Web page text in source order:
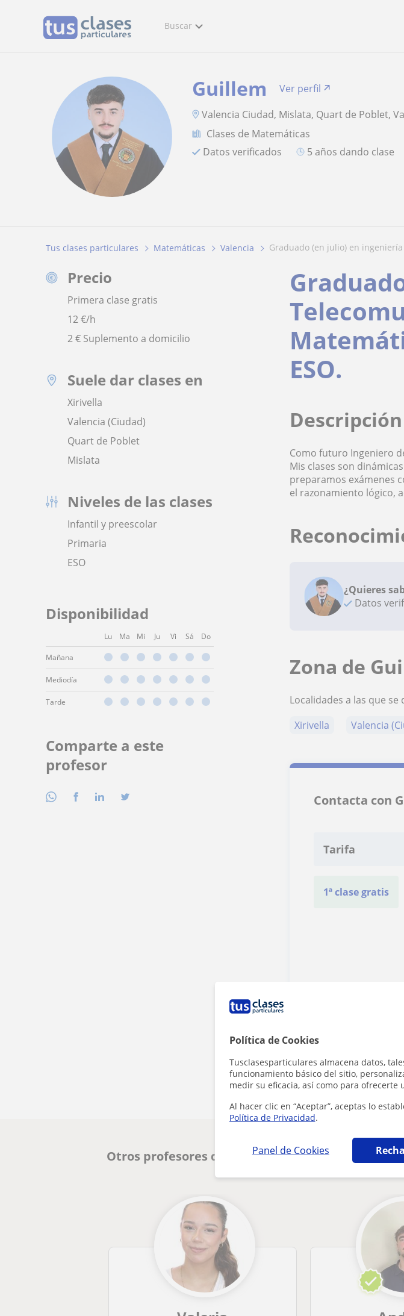
Política de Cookies
Tusclasesparticulares almacena datos,
funcionamiento básico del sitio,
medir su eficacia, así como para ofrecerte
Al hacer clic en “Aceptar”, aceptas lo
Política de Privacidad.
Panel de Cookies
Buscar
Guillem
Ver perfil
Valencia Ciudad, Mislata, Quart de Poblet,
Clases de Matemáticas
Datos verificados
5 años dando clase
Tus clases particulares Matemáticas Valencia graduado (en julio) en
Precio
Primera clase gratis
12€/h
2 € Suplemento a domicilio
Suele dar clases en
Xirivella
Valencia (Ciudad)
Quart de Poblet
Mislata
Niveles de las clases
Infantil y preescolar
Primaria
ESO
Disponibilidad
Lu Ma Mi Ju Vi Sá Do
Mañana
Mediodía
Tarde
Comparte a este
profesor
ESO.
Como futuro Ingeniero
Mis clases son
preparamos exámenes
el razonamiento lógico,
¿Quieres
Datos
Zona de
Localidades a las que se
Xirivella
Valencia
Contacta con
Tarifa
1ª clase gratis
¿Hay algún error en
Otros profesores de Matemáticas en Valencia